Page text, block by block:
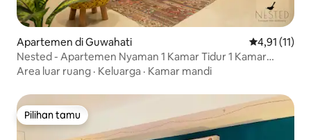
Apartemen di Guwahati Nilai rata-
4,91 (11)
Nested - Apartemen Nyaman 1 Kamar Tidur 1 Kamar
Mandi
Area luar ruang · Keluarga · Kamar mandi
Pilihan tamu
Pilihan tamu